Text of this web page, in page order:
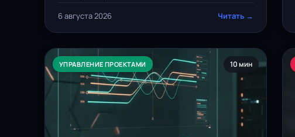
разработки.
6 августа 2026 Читать →
УПРАВЛЕНИЕ ПРОЕКТАМИ 10 мин